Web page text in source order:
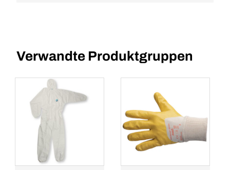
Verwandte Produktgruppen